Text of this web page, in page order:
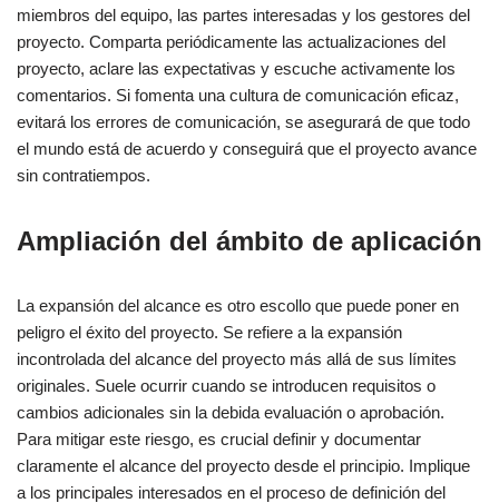
Gestión de riesgos en la gestión ágil de proyectos
Seguimiento y control de riesgos
Importancia de la mitigación de riesgos en la gestión de
proyectos
Comunicación y colaboración eficaces
riesgos
FAQS
Otras referencias:
miembros del equipo, las partes interesadas y los gestores del
proyecto. Comparta periódicamente las actualizaciones del
proyecto, aclare las expectativas y escuche activamente los
comentarios. Si fomenta una cultura de comunicación eficaz,
evitará los errores de comunicación, se asegurará de que todo
el mundo está de acuerdo y conseguirá que el proyecto avance
sin contratiempos.
Ampliación del ámbito de aplicación
La expansión del alcance es otro escollo que puede poner en
peligro el éxito del proyecto. Se refiere a la expansión
incontrolada del alcance del proyecto más allá de sus límites
originales. Suele ocurrir cuando se introducen requisitos o
cambios adicionales sin la debida evaluación o aprobación.
Para mitigar este riesgo, es crucial definir y documentar
claramente el alcance del proyecto desde el principio. Implique
a los principales interesados en el proceso de definición del